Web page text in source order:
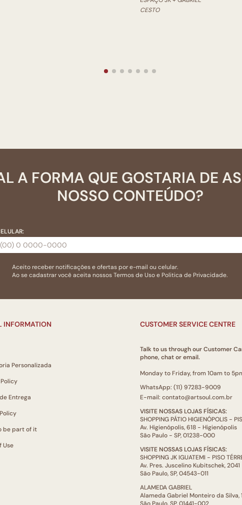
CESTO
A FORMA QUE GOSTARIA DE
NOSSO CONTEÚDO?
Aceito receber notificações e ofertas por e-mail ou celular.
Ao se cadastrar você aceita nossosTermos de Usoe Politica de Privacidade.
INFORMATION
Personalizada
Entrega
be part of it
Use
CUSTOMER SERVICE CENTRE
Talk to us through our Customer
phone, chat or email.
Monday to Friday, from 10am to
WhatsApp: (11) 97283-9009
E-mail: contato@artsoul.com.br
VISITE NOSSAS LOJAS FÍSICAS:
SHOPPING PÁTIO HIGIENÓPOLIS -
Av. Higienópolis, 618 - Higienópolis
São Paulo - SP, 01238-000
VISITE NOSSAS LOJAS FÍSICAS:
SHOPPING JK IGUATEMI - PISO
Av. Pres. Juscelino Kubitschek, 2041
São Paulo, SP, 04543-011
ALAMEDA GABRIEL
Alameda Gabriel Monteiro da Silva,
São Paulo, SP, 01441-002